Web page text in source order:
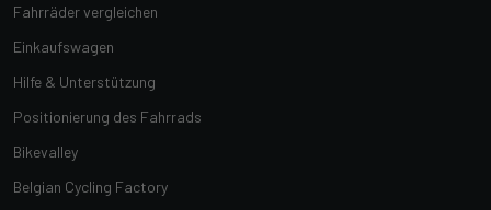
Fahrräder vergleichen
Einkaufswagen
Hilfe & Unterstützung
Positionierung des Fahrrads
Bikevalley
Belgian Cycling Factory